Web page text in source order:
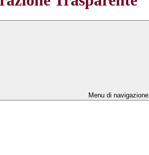
Menu di navigazione